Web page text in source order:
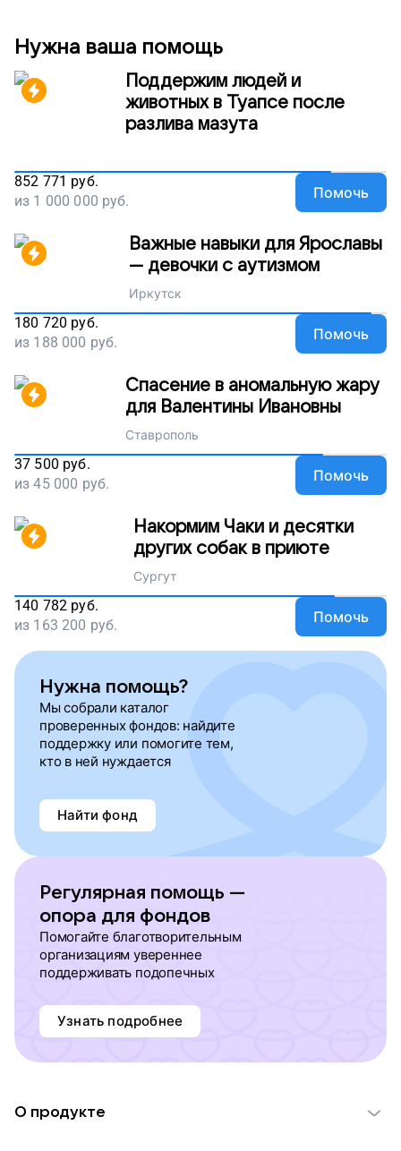
семье такие средства взять не откуда. Помогите
юноше жить без оглядки на болезнь, поддержите
наш проект!
Нужна ваша помощь
Поддержим людей и
животных в Туапсе после
разлива мазута
852 771 руб.
из 1 000 000 руб. Помочь
Важные навыки для Ярославы
— девочки с аутизмом
Иркутск
180 720 руб.
из 188 000 руб. Помочь
Спасение в аномальную жару
для Валентины Ивановны
Ставрополь
37 500 руб.
из45 000 руб. Помочь
Накормим Чаки и десятки
других собак в приюте
Сургут
140 782 руб.
из 163 200 руб. Помочь
Нужна помощь?
Мы собрали каталог
проверенных фондов: найдите
поддержку или помогите тем,
кто в ней нуждается
Найти фонд
Регулярная помощь —
опора для фондов
Помогайте благотворительным
организациям увереннее
поддерживать подопечных
Узнать подробнее
О продукте